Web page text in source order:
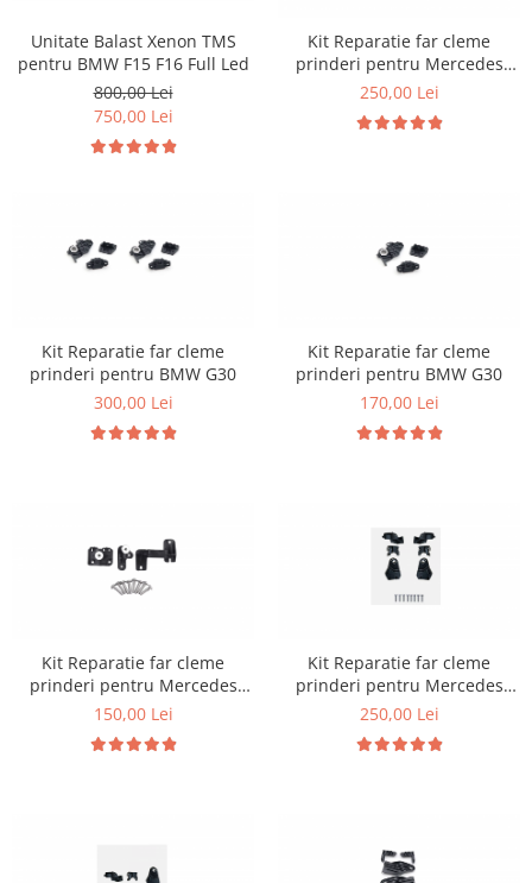
Unitate Balast Xenon TMS
pentru BMW F15 F16 Full Led
800,00 Lei
750,00 Lei
Kit Reparatie far cleme
prinderi pentru Mercedes
W177 W118
250,00 Lei
Kit Reparatie far cleme
prinderi pentru BMW G30
300,00 Lei
Kit Reparatie far cleme
prinderi pentru BMW G30
170,00 Lei
Kit Reparatie far cleme
prinderi pentru Mercedes
W177 W118
150,00 Lei
Kit Reparatie far cleme
prinderi pentru Mercedes
W213
250,00 Lei